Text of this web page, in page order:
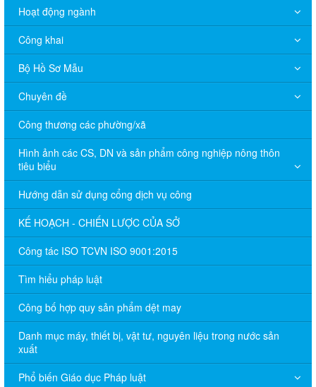
Hoạt động ngành
Công khai
Bộ Hồ Sơ Mẫu
Chuyên đề
Công thương các phường/xã
Hình ảnh các CS, DN và sản phẩm công nghiệp nông thôn
tiêu biểu
Hướng dẫn sử dụng cổng dịch vụ công
KẾ HOẠCH - CHIẾN LƯỢC CỦA SỞ
Công tác ISO TCVN ISO 9001:2015
Tìm hiểu pháp luật
Công bố hợp quy sản phẩm dệt may
Danh mục máy, thiết bị, vật tư, nguyên liệu trong nước sản
xuất
Phổ biến Giáo dục Pháp luật